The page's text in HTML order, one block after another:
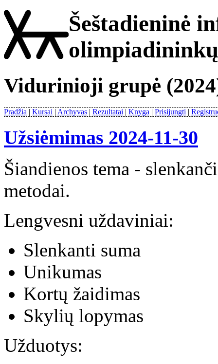
Šeštadieninė
Vidurinioji grupė
Pradžia Kursai Archyvas Rezultatai Knyga Prisijungti
Užsiėmimas 2024-11-30
Šiandienos tema -
metodai.
Lengvesni uždaviniai:
Slenkanti suma
Unikumas
Kortų žaidimas
Skylių lopymas
Užduotys: